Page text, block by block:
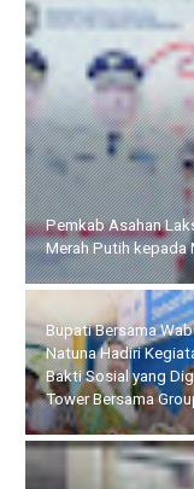
Bupati Bersama
yang Digelar Tower
Camat Singkep
Luncurkan Inovasi
HEBAT